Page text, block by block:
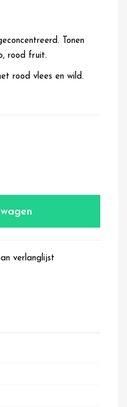
Tonen
rood fruit.
rood vlees en wild.
verlanglijst